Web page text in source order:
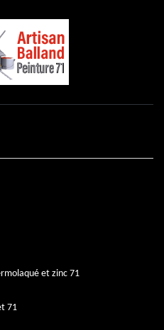
et zinc 71
71